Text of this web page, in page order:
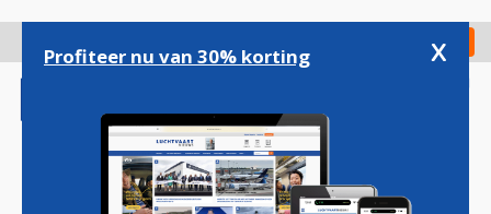
gaan
Check in
Profiteer nu van 30% korting x